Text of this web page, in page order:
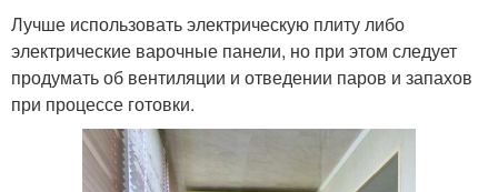
Лучше использовать электрическую плиту либо
электрические варочные панели, но при этом следует
продумать об вентиляции и отведении паров и запахов
при процессе готовки.